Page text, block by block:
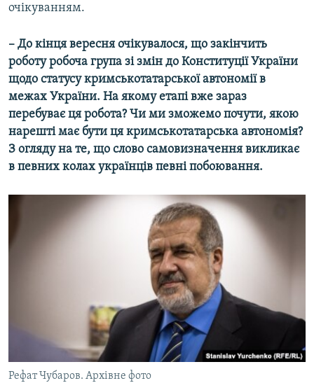
очікуванням.
– До кінця вересня очікувалося, що закінчить
роботу робоча група зі змін до Конституції України
щодо статусу кримськотатарської автономії в
межах України. На якому етапі вже зараз
перебуває ця робота? Чи ми зможемо почути, якою
нарешті має бути ця кримськотатарська автономія?
З огляду на те, що слово самовизначення викликає
в певних колах українців певні побоювання.
Рефат Чубаров. Архівне фото